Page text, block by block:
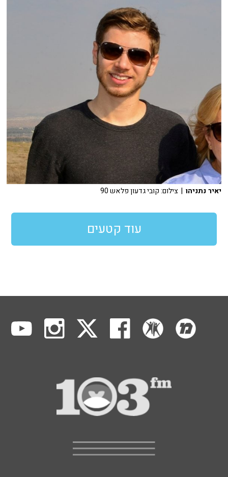
יאיר נתניהו | צילום: קובי גדעון פלאש 90
עוד קטעים